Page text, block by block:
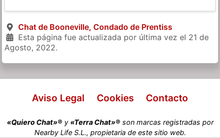
Chat de Booneville, Condado de Prentiss
Esta página fue actualizada por última vez el 21 de
Agosto, 2022.
Aviso Legal Cookies Contacto
«Quiero Chat»®y «Terra Chat»®son marcas registradas por
Nearby Life S.L., propietaria de este sitio web.